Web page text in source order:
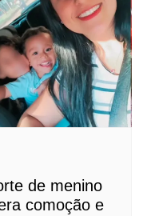
de menino
comoção e